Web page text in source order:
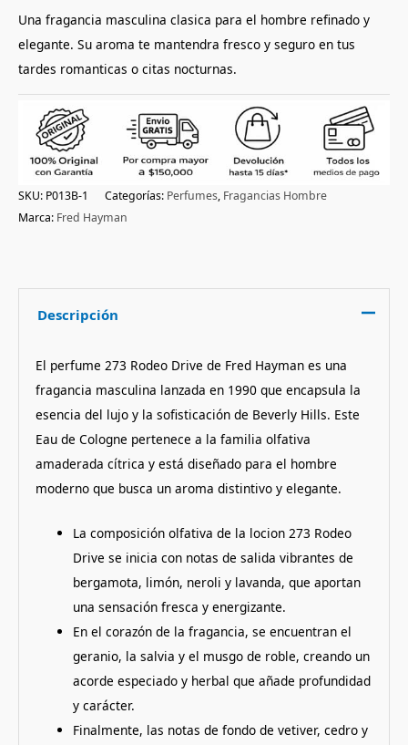
Una fragancia masculina clasica para el hombre refinado y
elegante. Su aroma te mantendra fresco y seguro en tus
tardes romanticas o citas nocturnas.
SKU: P013B-1 Categorías: Perfumes, Fragancias Hombre
Marca: Fred Hayman
Descripción
El perfume 273 Rodeo Drive de Fred Hayman es una
fragancia masculina lanzada en 1990 que encapsula la
esencia del lujo y la sofisticación de Beverly Hills. Este
Eau de Cologne pertenece a la familia olfativa
amaderada cítrica y está diseñado para el hombre
moderno que busca un aroma distintivo y elegante.
La composición olfativa de la locion 273 Rodeo
Drive se inicia con notas de salida vibrantes de
bergamota, limón, neroli y lavanda, que aportan
una sensación fresca y energizante.
En el corazón de la fragancia, se encuentran el
geranio, la salvia y el musgo de roble, creando un
acorde especiado y herbal que añade profundidad
y carácter.
Finalmente, las notas de fondo de vetiver, cedro y